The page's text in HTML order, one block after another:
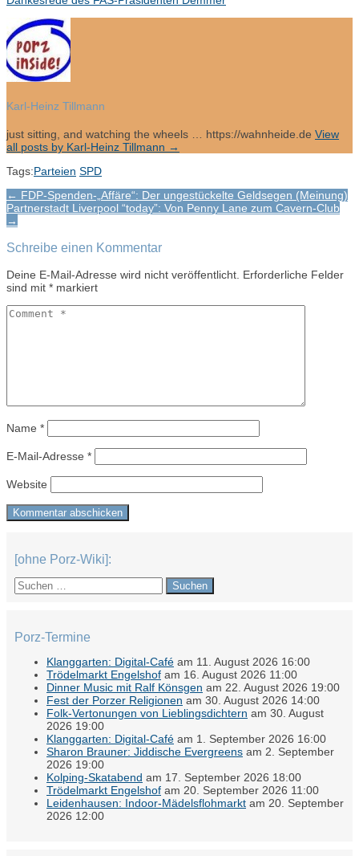
Karl-Heinz Tillmann
just sitting, and watching the wheels … https://wahnheide.de View
all posts by Karl-Heinz Tillmann →
Tags:Parteien SPD
Post
navigation
← FDP-Spenden-„Affäre“: Der ungestückelte Geldsegen (Meinung)
Partnerstadt Liverpool “today”: Von Penny Lane zum Cavern-Club
→
Schreibe einen Kommentar
Deine E-Mail-Adresse wird nicht veröffentlicht. Erforderliche Felder
sind mit * markiert
Name *
E-Mail-Adresse *
Website
[ohne Porz-Wiki]:
Suchen
nach:
Porz-Termine
Klanggarten: Digital-Café am 11. August 2026 16:00
Trödelmarkt Engelshof am 16. August 2026 11:00
Dinner Music mit Ralf Könsgen am 22. August 2026 19:00
Fest der Porzer Religionen am 30. August 2026 14:00
Folk-Vertonungen von Lieblingsdichtern am 30. August
2026 19:00
Klanggarten: Digital-Café am 1. September 2026 16:00
Sharon Brauner: Jiddische Evergreens am 2. September
2026 19:00
Kolping-Skatabend am 17. September 2026 18:00
Trödelmarkt Engelshof am 20. September 2026 11:00
Leidenhausen: Indoor-Mädelsflohmarkt am 20. September
2026 12:00